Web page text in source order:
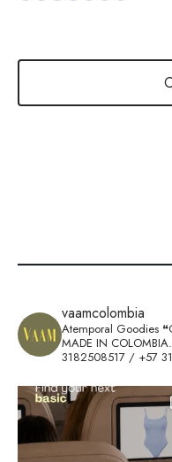
vaamcolombia
Atemporal Goodies
MADE IN COLOMBIA.
3182508517 / +57